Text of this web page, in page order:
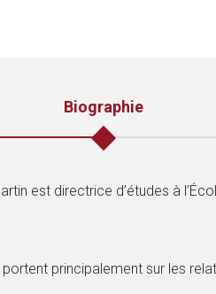
Biographie
est directrice d’études à
principalement sur les